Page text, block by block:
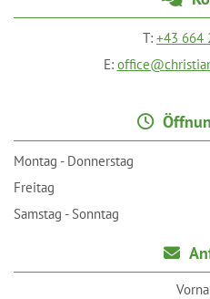
T: +43 664
E:

Montag - Donnerstag
Freitag
Samstag - Sonntag
